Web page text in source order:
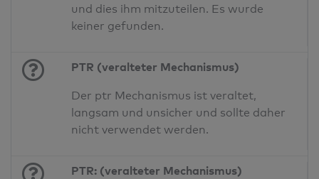
und dies ihm mitzuteilen. Es wurde
keiner gefunden.
PTR (veralteter Mechanismus)
Der ptr Mechanismus ist veraltet,
langsam und unsicher und sollte daher
nicht verwendet werden.
PTR: (veralteter Mechanismus)